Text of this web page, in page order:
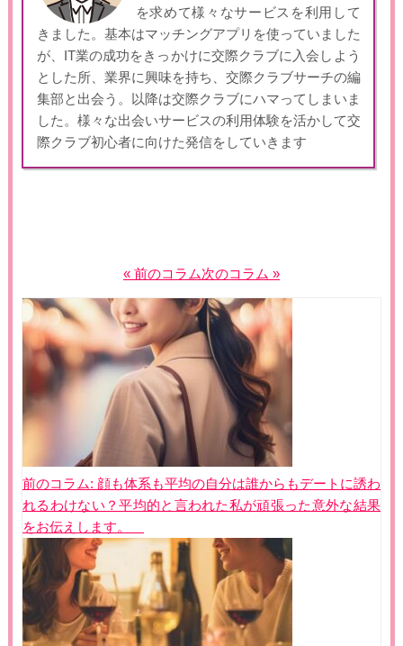
を求めて様々なサービスを利用して
きました。基本はマッチングアプリを使っていました
が、IT業の成功をきっかけに交際クラブに入会しよう
とした所、業界に興味を持ち、交際クラブサーチの編
集部と出会う。以降は交際クラブにハマってしまいま
した。様々な出会いサービスの利用体験を活かして交
際クラブ初心者に向けた発信をしていきます
« 前のコラム次のコラム »
投
稿
ナ
ビ
ゲ
ョ
ン
前のコラム: 顔も体系も平均の自分は誰からもデートに誘わ
れるわけない？平均的と言われた私が頑張った意外な結果
をお伝えします。